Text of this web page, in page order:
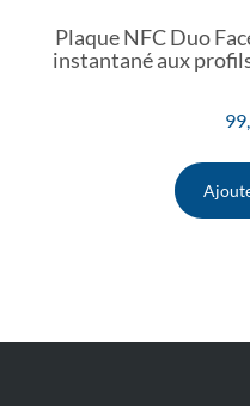
Plaque NFC Duo
instantané aux